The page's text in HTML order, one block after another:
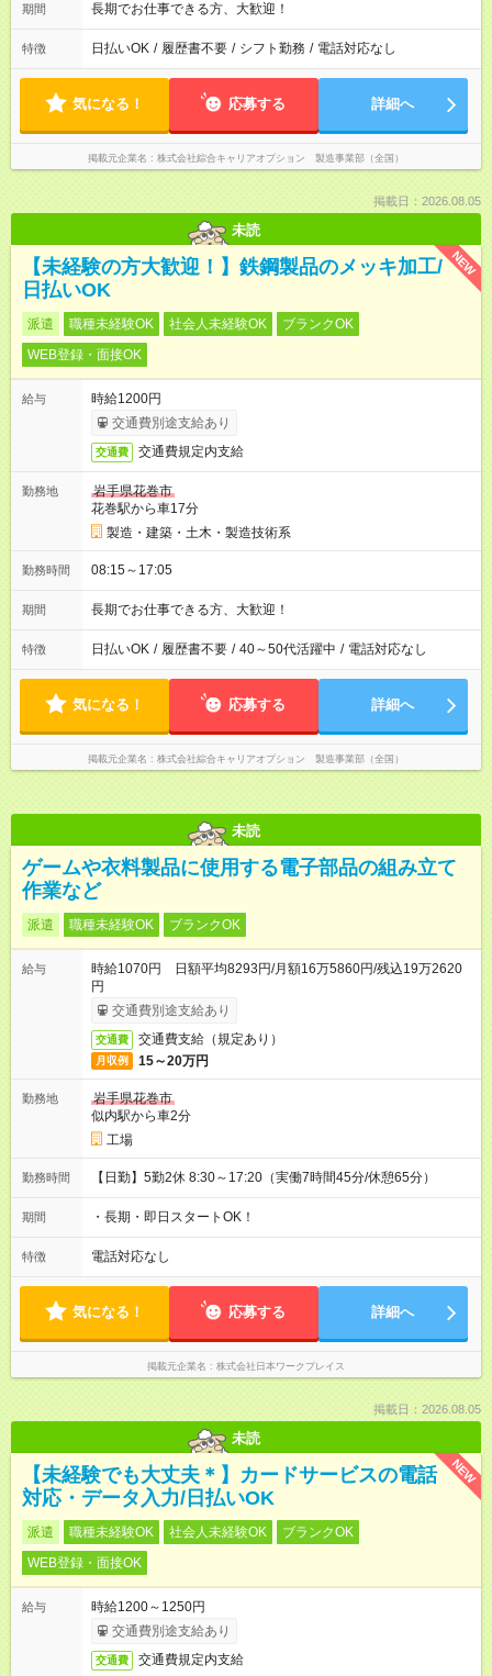
期間 長期でお仕事できる方、大歓迎！
特徴 日払いOK / 履歴書不要 / シフト勤務 / 電話対応なし
気になる！ 応募する 詳細へ
掲載元企業名 株式会社綜合キャリアオプション 製造事業部（全国）
掲載日：2026.08.05
未読
NEW
【未経験の方大歓迎！】鉄鋼製品のメッキ加工/
日払いOK
派遣 職種未経験OK 社会人未経験OK
ブランクOK
WEB登録・面接OK
給与
時給1200円
交通費別途支給あり
交通費 交通費規定内支給
勤務地
岩手県花巻市
花巻駅から車17分
製造・建築・土木・製造技術系
勤務時間 08:15～17:05
期間 長期でお仕事できる方、大歓迎！
特徴 日払いOK / 履歴書不要 / 40～50代活躍中 / 電話対応なし
気になる！ 応募する 詳細へ
掲載元企業名 株式会社綜合キャリアオプション 製造事業部（全国）
未読
ゲームや衣料製品に使用する電子部品の組み立て
作業など
派遣 職種未経験OK ブランクOK
給与
時給1070円 日額平均8293円/月額16万5860円/残込19万2620
円
交通費別途支給あり
交通費 交通費支給（規定あり）
月収例 15～20万円
勤務地
岩手県花巻市
似内駅から車2分
工場
勤務時間 【日勤】5勤2休 8:30～17:20（実働7時間45分/休憩65分）
期間 ・長期・即日スタートOK！
特徴 電話対応なし
気になる！ 応募する 詳細へ
掲載元企業名 株式会社日本ワークプレイス
掲載日：2026.08.05
未読
NEW
【未経験でも大丈夫＊】カードサービスの電話
対応・データ入力/日払いOK
派遣 職種未経験OK 社会人未経験OK
ブランクOK
WEB登録・面接OK
給与
時給1200～1250円
交通費別途支給あり
交通費 交通費規定内支給